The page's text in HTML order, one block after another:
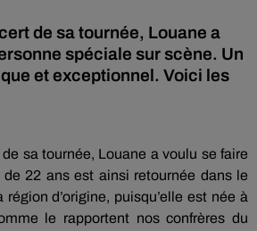
de sa tournée, Louane a
spéciale sur scène. Un
et exceptionnel. Voici les
sa tournée, Louane a voulu se faire
de 22 ans est ainsi retournée dans le
d’origine, puisqu’elle est née à
le rapportent nos confrères du